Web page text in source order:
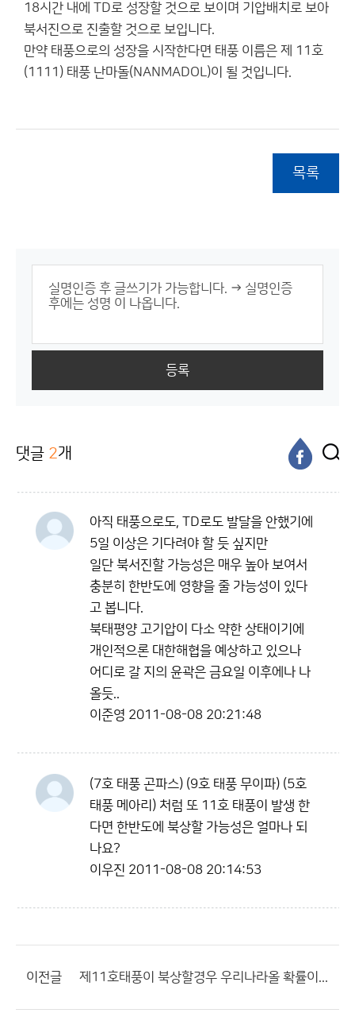
18시간 내에 TD로 성장할 것으로 보이며 기압배치로 보아
북서진으로 진출할 것으로 보입니다.
만약 태풍으로의 성장을 시작한다면 태풍 이름은 제 11호
(1111) 태풍 난마돌(NANMADOL)이 될 것입니다.
목록
등록
댓글 2개
아직 태풍으로도, TD로도 발달을 안했기에
5일 이상은 기다려야 할 듯 싶지만
일단 북서진할 가능성은 매우 높아 보여서
충분히 한반도에 영향을 줄 가능성이 있다
고 봅니다.
북태평양 고기압이 다소 약한 상태이기에
개인적으론 대한해협을 예상하고 있으나
어디로 갈 지의 윤곽은 금요일 이후에나 나
올듯..
이준영 2011-08-08 20:21:48
(7호 태풍 곤파스) (9호 태풍 무이파) (5호
태풍 메아리) 처럼 또 11호 태풍이 발생 한
다면 한반도에 북상할 가능성은 얼마나 되
나요?
이우진 2011-08-08 20:14:53
이전글 제11호태풍이 북상할경우 우리나라올 확률이...